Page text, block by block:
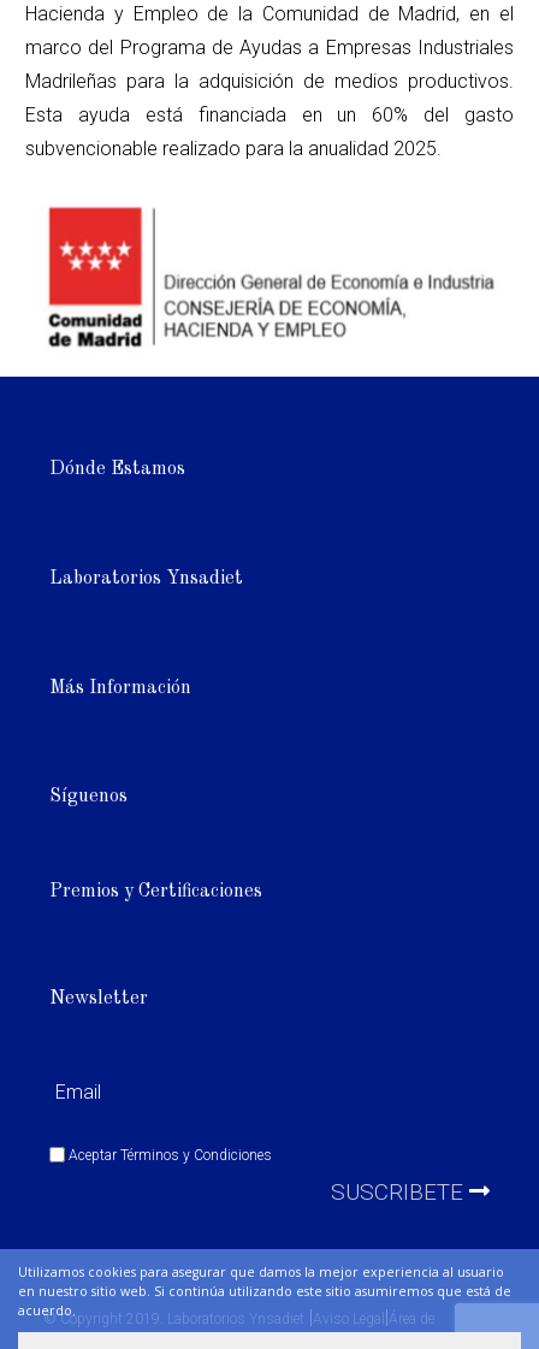
Utilizamos cookies para asegurar que damos la mejor experiencia al usuario
en nuestro sitio web. Si continúa utilizando este sitio asumiremos que está de
acuerdo.
Hacienda y Empleo de la Comunidad de Madrid, en el
marco del Programa de Ayudas a Empresas Industriales
Madrileñas para la adquisición de medios productivos.
Esta ayuda está financiada en un 60% del gasto
subvencionable realizado para la anualidad 2025.
Dónde Estamos
Laboratorios Ynsadiet
Más Información
Síguenos
Premios y Certificaciones
Newsletter
AceptarTérminos y Condiciones
SUSCRIBETE
© Copyright 2019. Laboratorios Ynsadiet Aviso Legal Área de